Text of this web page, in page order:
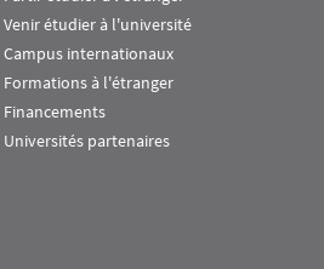
Venir étudier à l'université
Campus internationaux
Formations à l'étranger
Financements
Universités partenaires